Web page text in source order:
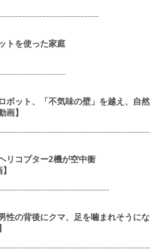
トを使った家庭
ボット、「不気味の壁」を越え、自然
画】
リコプター2機が空中衝
性の背後にクマ、足を噛まれそうにな